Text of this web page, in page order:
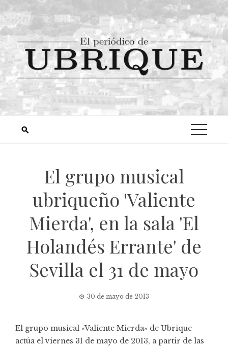
El grupo musical
ubriqueño 'Valiente
Mierda', en la sala 'El
Holandés Errante' de
Sevilla el 31 de mayo
30 de mayo de 2013
El grupo musical «Valiente Mierda» de Ubrique
actúa el viernes 31 de mayo de 2013, a partir de las